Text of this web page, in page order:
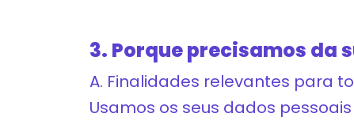
3. Porque precisamos da
A. Finalidades relevantes para
Usamos os seus dados